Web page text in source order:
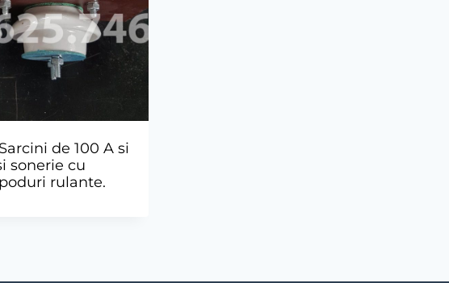
de 100 A si
sonerie cu
rulante.